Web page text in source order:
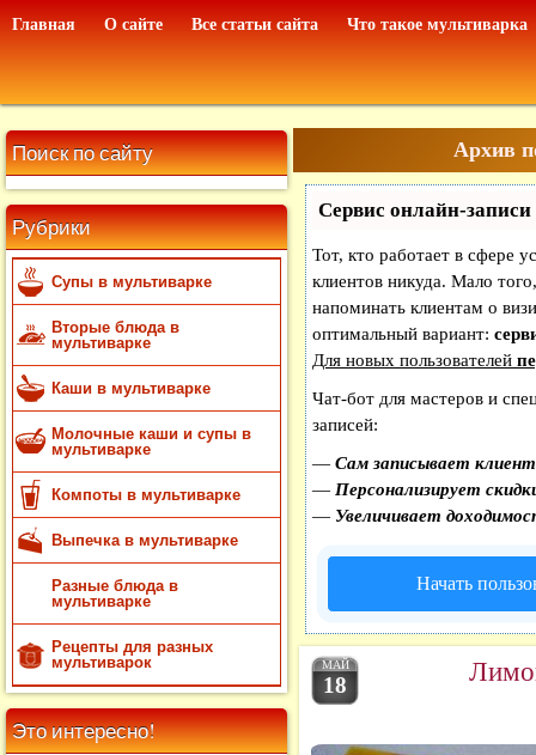
Главная О сайте Все статьи сайта Что такое мультиварка
Поиск по сайту
Рубрики
Супы в мультиварке
Вторые блюда в
мультиварке
Каши в мультиварке
Молочные каши и супы в
мультиварке
Компоты в мультиварке
Выпечка в мультиварке
Разные блюда в
мультиварке
Рецепты для разных
мультиварок
Это интересно!
Архив
Сервис онлайн-записи
Тот, кто работает в сфере
клиентов никуда. Мало
напоминать клиентам о
оптимальный вариант:
Для новых пользователей
Чат-бот для мастеров и
записей:
— Сам записывает
— Персонализирует
— Увеличивает
Начать
МАЙ
18